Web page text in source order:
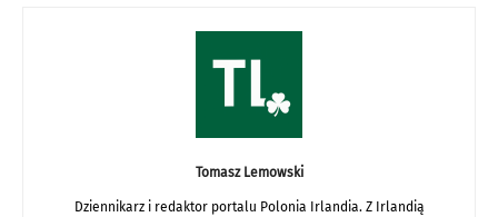
Tomasz Lemowski
Dziennikarz i redaktor portalu Polonia Irlandia. Z Irlandią